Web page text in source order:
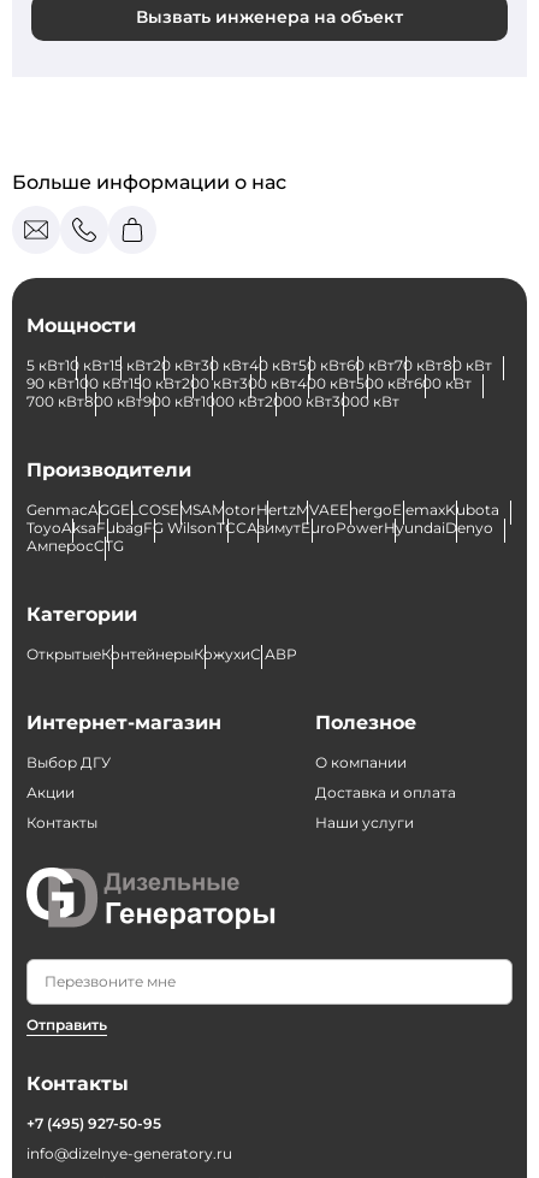
Вызвать инженера на объект
Больше информации о нас
Мощности
5 кВт10 кВт15 кВт20 кВт30 кВт40 кВт50 кВт60 кВт70 кВт80 кВт
90 кВт100 кВт150 кВт200 кВт300 кВт400 кВт500 кВт600 кВт
700 кВт800 кВт900 кВт1000 кВт2000 кВт3000 кВт
Производители
GenmacAGGELCOSEMSAMotorHertzMVAEEnergoElemaxKubota
ToyoAksaFubagFG WilsonТССАзимутEuroPowerHyundaiDenyo
АмперосCTG
Категории
ОткрытыеКонтейнерыКожухиС АВР
Интернет-магазин
Выбор ДГУ
Акции
Контакты
Отправить
Полезное
О компании
Доставка и оплата
Наши услуги
Контакты
+7 (495) 927-50-95
info@dizelnye-generatory.ru